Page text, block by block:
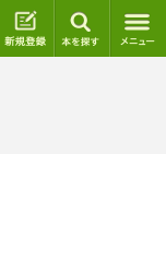
ログイン 新規登録